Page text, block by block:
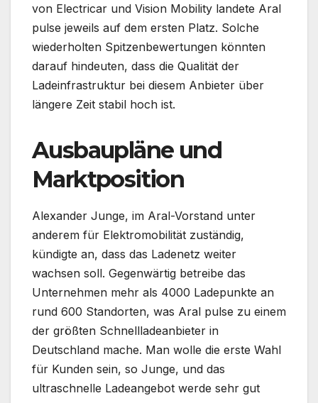
von Electricar und Vision Mobility landete Aral
pulse jeweils auf dem ersten Platz. Solche
wiederholten Spitzenbewertungen könnten
darauf hindeuten, dass die Qualität der
Ladeinfrastruktur bei diesem Anbieter über
längere Zeit stabil hoch ist.
Ausbaupläne und
Marktposition
Alexander Junge, im Aral-Vorstand unter
anderem für Elektromobilität zuständig,
kündigte an, dass das Ladenetz weiter
wachsen soll. Gegenwärtig betreibe das
Unternehmen mehr als 4000 Ladepunkte an
rund 600 Standorten, was Aral pulse zu einem
der größten Schnellladeanbieter in
Deutschland mache. Man wolle die erste Wahl
für Kunden sein, so Junge, und das
ultraschnelle Ladeangebot werde sehr gut